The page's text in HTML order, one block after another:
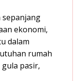
sepanjang
ekonomi,
dalam
rumah
pasir,